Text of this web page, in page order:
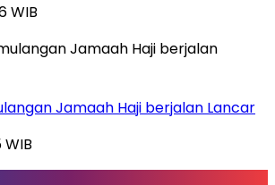
WIB
Jamaah Haji berjalan Lancar
WIB